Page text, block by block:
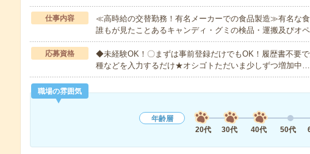
仕事内容
≪高時給の交替勤務！有名メーカーでの食品製造≫有名な食
誰もが見たことあるキャンディ・グミの検品・運搬及びオ
応募資格
◆未経験OK！〇まずは事前登録だけでもOK！履歴書不要
種などを入力するだけ★オシゴトただいま少しずつ増加中…
職場の雰囲気
年齢層
20代
30代 40代 50代